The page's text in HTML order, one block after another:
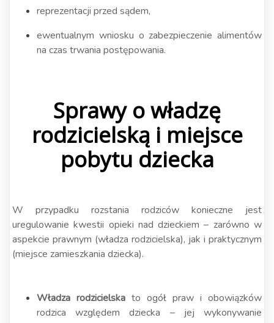
reprezentacji przed sądem,
ewentualnym wniosku o zabezpieczenie alimentów
na czas trwania postępowania.
Sprawy o władzę
rodzicielską i miejsce
pobytu dziecka
W przypadku rozstania rodziców konieczne jest
uregulowanie kwestii opieki nad dzieckiem – zarówno w
aspekcie prawnym (władza rodzicielska), jak i praktycznym
(miejsce zamieszkania dziecka).
Władza rodzicielska to ogół praw i obowiązków
rodzica względem dziecka – jej wykonywanie